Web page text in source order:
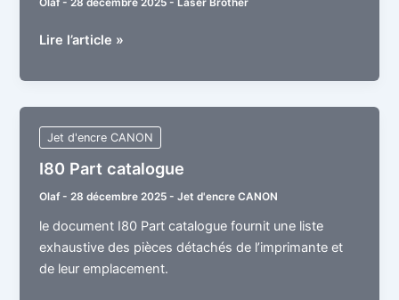
DCP-
Service
Manual
Lire l’article »
Jet d'encre CANON
I80 Part catalogue
Olaf-28 décembre 2025-Jet d'encre CANON
le document I80 Part catalogue fournit une liste
exhaustive des pièces détachés de l’imprimante et
de leur emplacement.